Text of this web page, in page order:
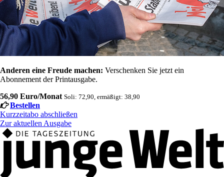
Anderen eine Freude machen: Verschenken Sie jetzt ein
Abonnement der Printausgabe.
56,90 Euro/Monat Soli: 72,90, ermäßigt: 38,90
Bestellen
Kurzzeitabo abschließen
Zur aktuellen Ausgabe